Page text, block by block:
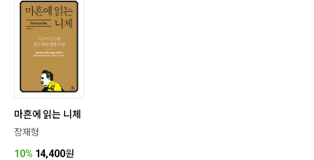
마흔에 읽는 니체
장재형
10% 14,400원